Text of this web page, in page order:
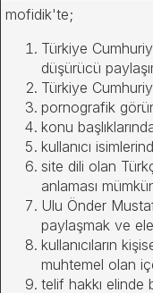
mofidik'te;
Türkiye
düşürücü
Türkiye
pornografik
konu
kullanıcı
site dili olan
anlaması
Ulu Önder
paylaşmak ve
kullanıcıların
muhtemel olan
telif hakkı elinde